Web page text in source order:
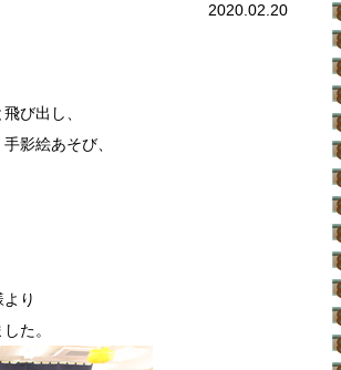
2020.02.20
び出し、
影絵あそび、
り
た。